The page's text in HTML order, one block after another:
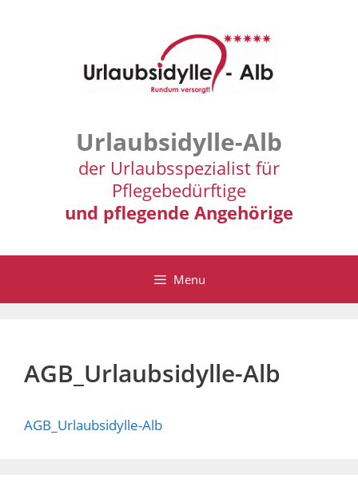
Urlaubsidylle-Alb
der Urlaubsspezialist für
Pflegebedürftige
und pflegende Angehörige
Menu
AGB_Urlaubsidylle-Alb
AGB_Urlaubsidylle-Alb